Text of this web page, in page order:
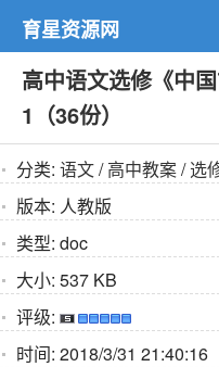
育星资源网
高中语文选修《中
1（36份）
分类: 语文/高中教案/选
版本: 人教版
类型: doc
大小: 537 KB
评级:
时间: 2018/3/31 21:40:16